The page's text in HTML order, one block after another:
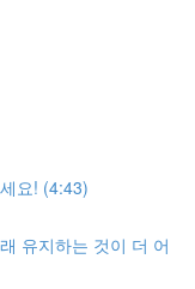
요! (4:43)
유지하는 것이 더 어